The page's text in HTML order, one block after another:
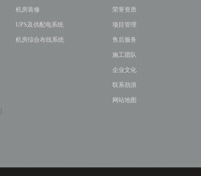
机房装修
UPS及供配电系统
机房综合布线系统
荣誉资质
项目管理
售后服务
施工团队
企业文化
联系劲浪
网站地图
]